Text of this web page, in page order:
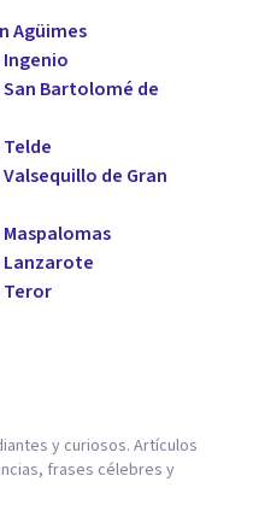
Agüimes
Ingenio
Bartolomé de
de Gran
Lanzarote
Teror
y curiosos. Artículos
frases célebres y